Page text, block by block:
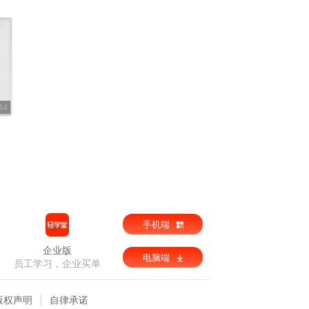
企业版
员工学习，企业买单
手机端
电脑端
权声明 自律承诺